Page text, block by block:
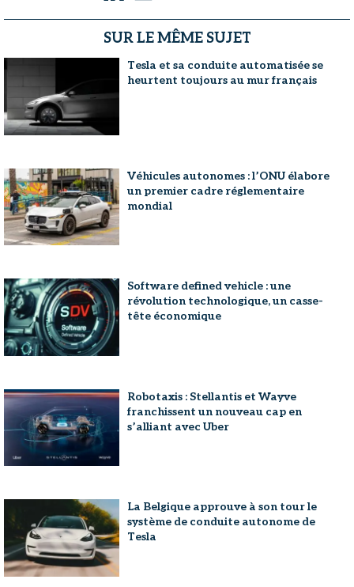
SUR LE MÊME SUJET
Tesla et sa conduite automatisée se
heurtent toujours au mur français
Véhicules autonomes : l’ONU élabore
un premier cadre réglementaire
mondial
Software defined vehicle : une
révolution technologique, un casse-
tête économique
Robotaxis : Stellantis et Wayve
franchissent un nouveau cap en
s’alliant avec Uber
La Belgique approuve à son tour le
système de conduite autonome de
Tesla